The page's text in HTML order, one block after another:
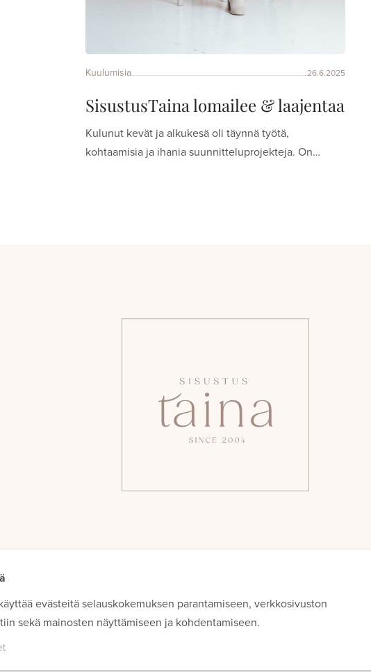
Kuulumisia 26.6.2025
SisustusTaina lomailee & laajentaa
Kulunut kevät ja alkukesä oli täynnä työtä,
kohtaamisia ja ihania suunnitteluprojekteja. On…
evästeitä selauskokemuksen parantamiseen, verkkosivuston
sekä mainosten näyttämiseen ja kohdentamiseen.